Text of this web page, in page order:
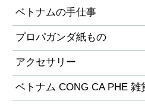
ベトナムの手仕事
プロパガンダ紙もの
アクセサリー
ベトナム CONG CA PHE 雑